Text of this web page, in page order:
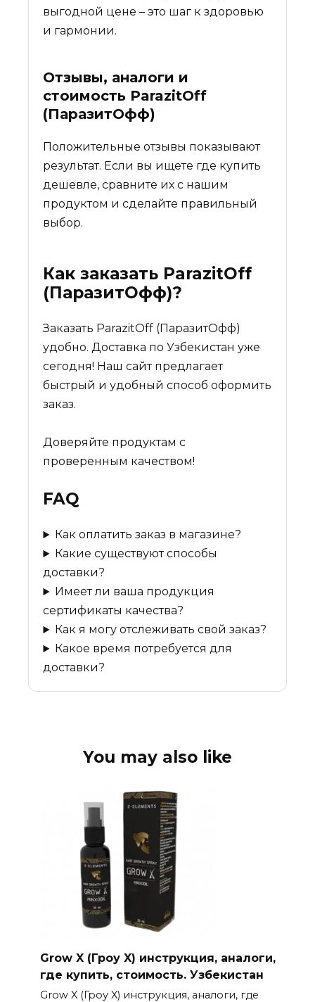
выгодной цене – это шаг к здоровью
и гармонии.
Отзывы, аналоги и
стоимость ParazitOff
(ПаразитОфф)
Положительные отзывы показывают
результат. Если вы ищете где купить
дешевле, сравните их с нашим
продуктом и сделайте правильный
выбор.
Как заказать ParazitOff
(ПаразитОфф)?
Заказать ParazitOff (ПаразитОфф)
удобно. Доставка по Узбекистан уже
сегодня! Наш сайт предлагает
быстрый и удобный способ оформить
заказ.
Доверяйте продуктам с
проверенным качеством!
FAQ
Как оплатить заказ в магазине?
Какие существуют способы
доставки?
Имеет ли ваша продукция
сертификаты качества?
Как я могу отслеживать свой заказ?
Какое время потребуется для
доставки?
You may also like
Grow X (Гроу X) инструкция, аналоги,
где купить, стоимость. Узбекистан
Grow X (Гроу X) инструкция, аналоги, где